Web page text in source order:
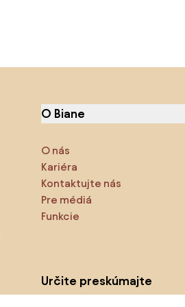
O Biane
O nás
Kariéra
Kontaktujte nás
Pre médiá
Funkcie
Určite preskúmajte